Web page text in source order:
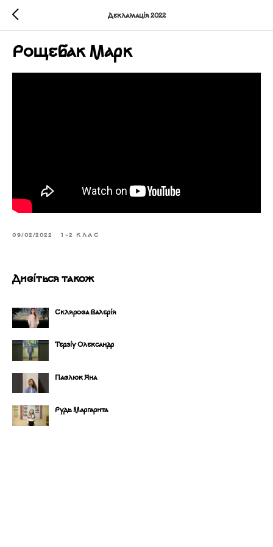
Декламація 2022
Рощебак Марк
09/02/2022 1-2 КЛАС
Дивіться також
Склярова Валерія
Терзіу Олександр
Павлюк Яна
Рудь Маргарита